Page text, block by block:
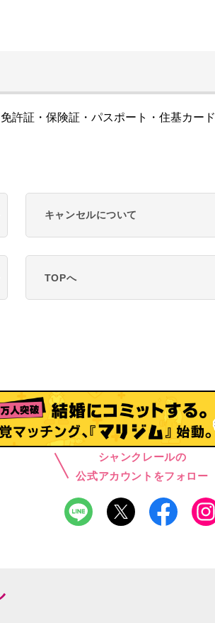
許証・保険証・パスポート・住基カード
キャンセルについて
TOPへ
シャンクレールの
公式アカウントをフォロー